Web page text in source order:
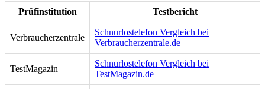
Prüfinstitution Testbericht
Verbraucherzentrale
Schnurlostelefon Vergleich bei
Verbraucherzentrale.de
TestMagazin
Schnurlostelefon Vergleich bei
TestMagazin.de